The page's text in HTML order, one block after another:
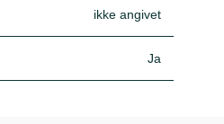
ikke angivet
Ja